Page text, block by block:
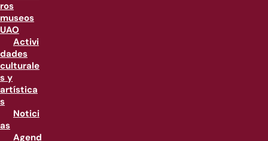
ros
museos
UAO
Activi
dades
culturale
s y
artística
s
Notici
as
Agend